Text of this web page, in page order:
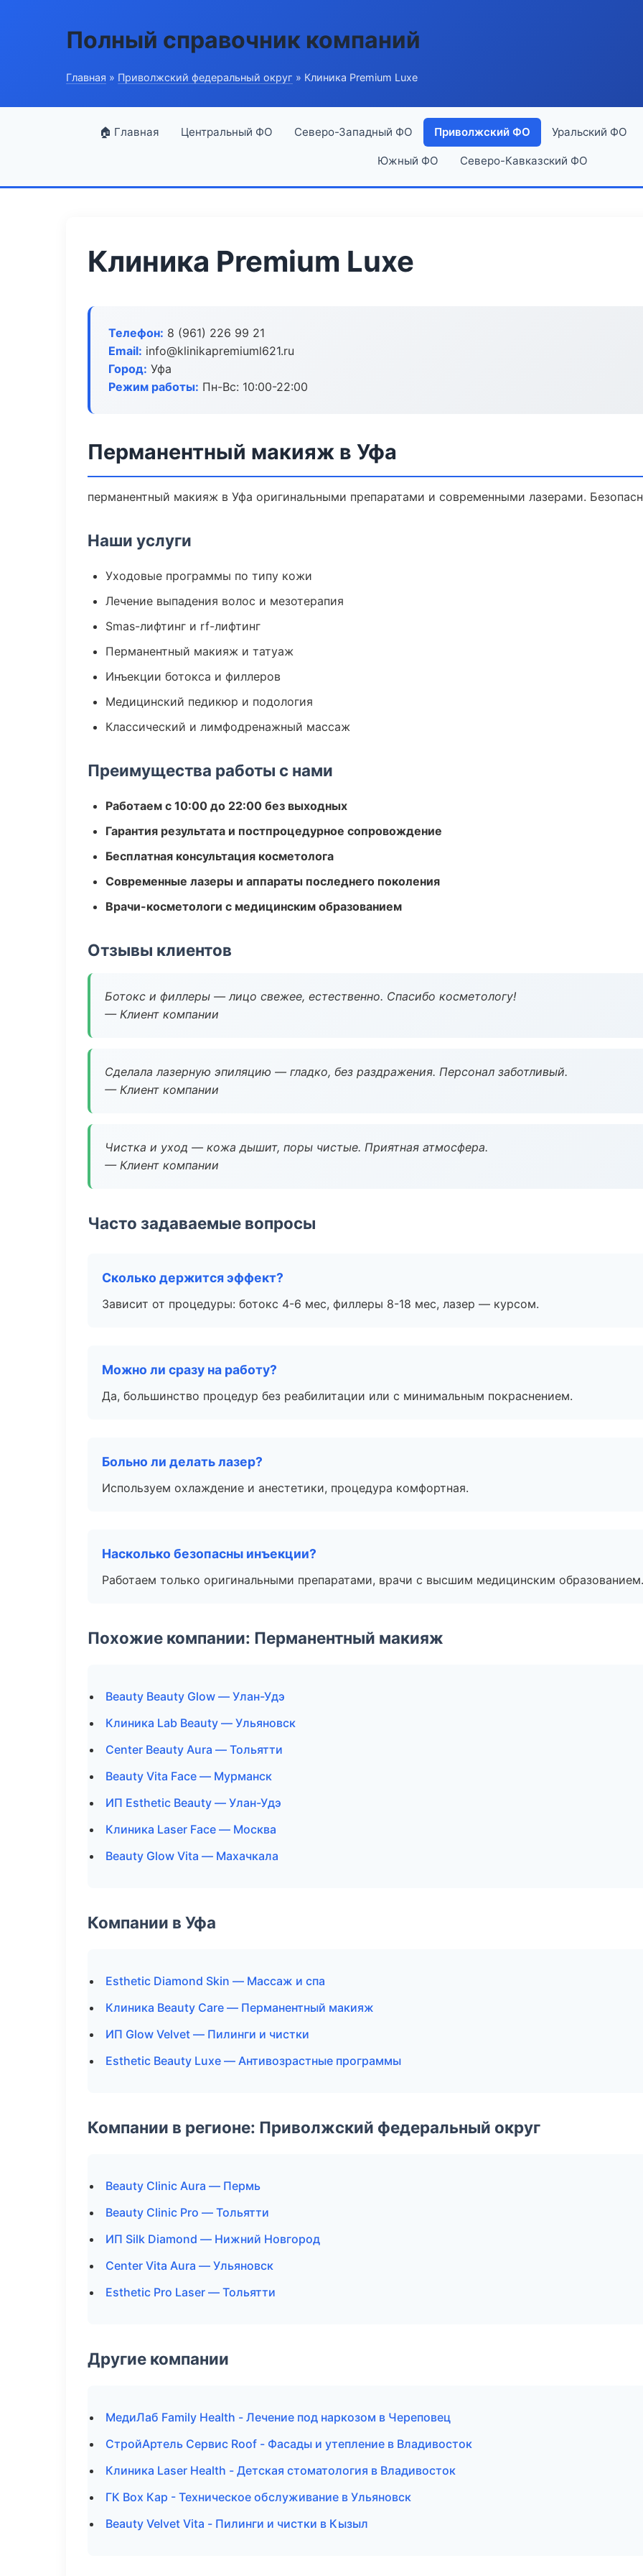
Полный справочник компаний
Главная » Приволжский федеральный округ » Клиника Premium Luxe
🏠 Главная Центральный ФО Северо-Западный ФО Приволжский ФО Уральский ФО
Южный ФО Северо-Кавказский ФО
Клиника Premium Luxe
Телефон: 8 (961) 226 99 21
Email: info@klinikapremiuml621.ru
Город: Уфа
Режим работы: Пн-Вс: 10:00-22:00
Перманентный макияж в Уфа
перманентный макияж в Уфа оригинальными препаратами и современными лазерами.
Наши услуги
Уходовые программы по типу кожи
Лечение выпадения волос и мезотерапия
Smas-лифтинг и rf-лифтинг
Перманентный макияж и татуаж
Инъекции ботокса и филлеров
Медицинский педикюр и подология
Классический и лимфодренажный массаж
Преимущества работы с нами
Работаем с 10:00 до 22:00 без выходных
Гарантия результата и постпроцедурное сопровождение
Бесплатная консультация косметолога
Современные лазеры и аппараты последнего поколения
Врачи-косметологи с медицинским образованием
Отзывы клиентов
Ботокс и филлеры — лицо свежее, естественно. Спасибо косметологу!
— Клиент компании
Сделала лазерную эпиляцию — гладко, без раздражения. Персонал заботливый.
— Клиент компании
Чистка и уход — кожа дышит, поры чистые. Приятная атмосфера.
— Клиент компании
Часто задаваемые вопросы
Сколько держится эффект?
Зависит от процедуры: ботокс 4-6 мес, филлеры 8-18 мес, лазер — курсом.
Можно ли сразу на работу?
Да, большинство процедур без реабилитации или с минимальным покраснением.
Больно ли делать лазер?
Используем охлаждение и анестетики, процедура комфортная.
Насколько безопасны инъекции?
Работаем только оригинальными препаратами, врачи с высшим медицинским образованием.
Похожие компании: Перманентный макияж
Beauty Beauty Glow — Улан-Удэ
Клиника Lab Beauty — Ульяновск
Center Beauty Aura — Тольятти
Beauty Vita Face — Мурманск
ИП Esthetic Beauty — Улан-Удэ
Клиника Laser Face — Москва
Beauty Glow Vita — Махачкала
Компании в Уфа
Esthetic Diamond Skin — Массаж и спа
Клиника Beauty Care — Перманентный макияж
ИП Glow Velvet — Пилинги и чистки
Esthetic Beauty Luxe — Антивозрастные программы
Компании в регионе: Приволжский федеральный округ
Beauty Clinic Aura — Пермь
Beauty Clinic Pro — Тольятти
ИП Silk Diamond — Нижний Новгород
Center Vita Aura — Ульяновск
Esthetic Pro Laser — Тольятти
Другие компании
МедиЛаб Family Health - Лечение под наркозом в Череповец
СтройАртель Сервис Roof - Фасады и утепление в Владивосток
Клиника Laser Health - Детская стоматология в Владивосток
ГК Box Кар - Техническое обслуживание в Ульяновск
Beauty Velvet Vita - Пилинги и чистки в Кызыл